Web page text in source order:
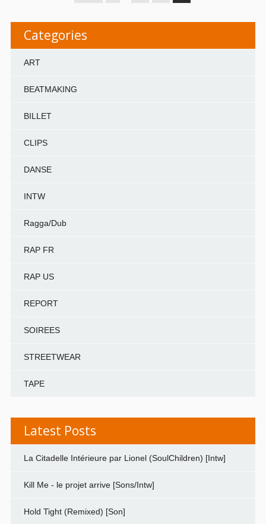
Categories
ART
BEATMAKING
BILLET
CLIPS
DANSE
INTW
Ragga/Dub
RAP FR
RAP US
REPORT
SOIREES
STREETWEAR
TAPE
Latest Posts
La Citadelle Intérieure par Lionel (SoulChildren) [Intw]
Kill Me - le projet arrive [Sons/Intw]
Hold Tight (Remixed) [Son]